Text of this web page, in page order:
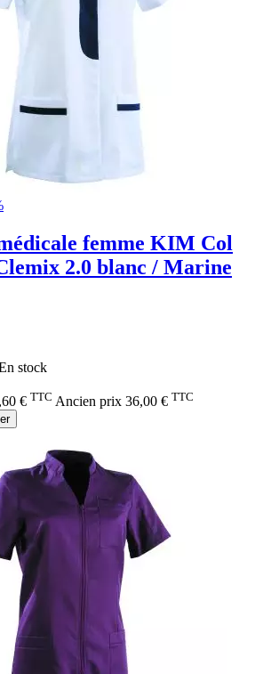
femme KIM Col
2.0 blanc / Marine
stock
€ TTC Ancien prix 36,00 € TTC